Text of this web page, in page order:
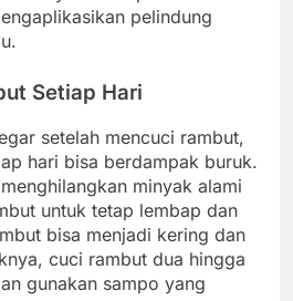
pelindung
Setiap Hari
setelah mencuci rambut,
hari bisa berdampak buruk.
minyak alami
untuk tetap lembap dan
bisa menjadi kering dan
cuci rambut dua hingga
gunakan sampo yang